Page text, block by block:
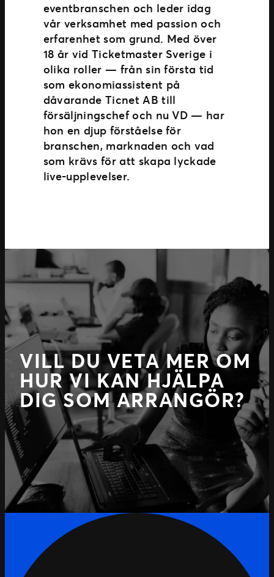
eventbranschen och leder idag
vår verksamhet med passion och
erfarenhet som grund. Med över
18 år vid Ticketmaster Sverige i
olika roller — från sin första tid
som ekonomiassistent på
dåvarande Ticnet AB till
försäljningschef och nu VD — har
hon en djup förståelse för
branschen, marknaden och vad
som krävs för att skapa lyckade
live-upplevelser.
VILL DU VETA MER OM
HUR VI KAN HJÄLPA
DIG SOM ARRANGÖR?